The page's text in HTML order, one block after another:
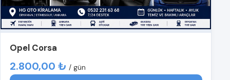
Opel Corsa
2.800,00 ₺ / gün